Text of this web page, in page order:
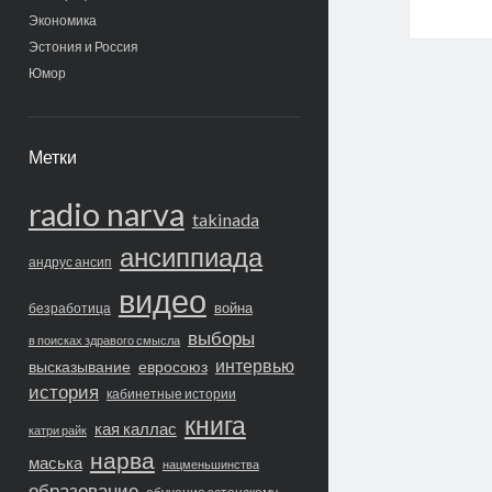
Экономика
Эстония и Россия
Юмор
Метки
radio narva takinada
андрус ансип ансиппиада
безработица видео война
в поисках здравого смысла выборы
высказывание евросоюз интервью
история кабинетные истории
катри райк кая каллас книга
маська нарва нацменьшинства